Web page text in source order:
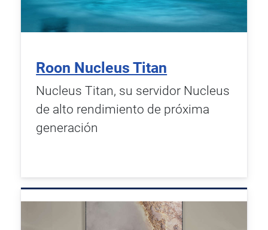
Roon Nucleus Titan
Nucleus Titan, su servidor Nucleus
de alto rendimiento de próxima
generación